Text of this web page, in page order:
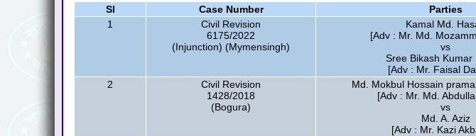
Sl Case Number Parties
1
Civil Revision
6175/2022
(Injunction) (Mymensingh)
Kamal Md.
[Adv : Mr. Md.
vs
Sree Bikash Kumar
[Adv : Mr. Faisal
2
Civil Revision
1428/2018
(Bogura)
Md. Mokbul Hossain
[Adv : Mr. Md.
vs
Md. A. Aziz
[Adv : Mr. Kazi